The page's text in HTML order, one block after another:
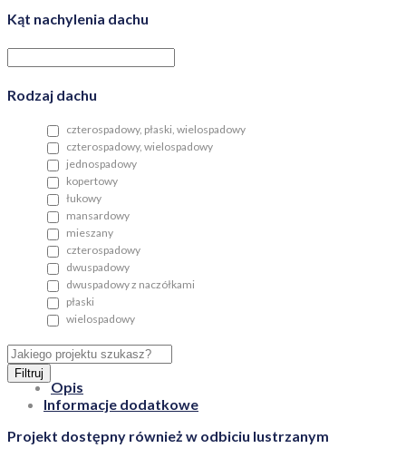
Kąt nachylenia dachu
Rodzaj dachu
czterospadowy, płaski, wielospadowy
czterospadowy, wielospadowy
jednospadowy
kopertowy
łukowy
mansardowy
mieszany
czterospadowy
dwuspadowy
dwuspadowy z naczółkami
płaski
wielospadowy
Filtruj
Opis
Informacje dodatkowe
Projekt dostępny również w odbiciu lustrzanym